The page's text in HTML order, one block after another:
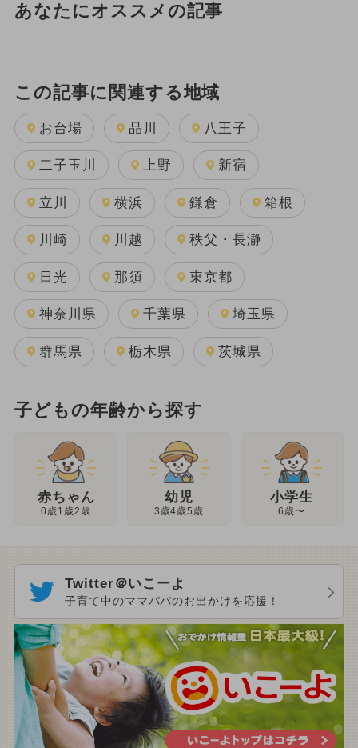
あなたにオススメの記事
この記事に関連する地域
お台場 品川 八王子
二子玉川 上野 新宿
立川 横浜 鎌倉 箱根
川崎 川越 秩父・長瀞
日光 那須 東京都
神奈川県 千葉県 埼玉県
群馬県 栃木県 茨城県
子どもの年齢から探す
赤ちゃん
0歳1歳2歳
幼児
3歳4歳5歳
小学生
6歳〜
Twitter＠いこーよ
子育て中のママパパのお出かけを応援！